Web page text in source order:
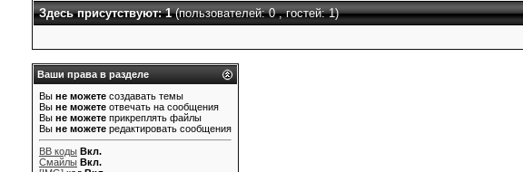
Здесь присутствуют: 1(пользователей: 0 , гостей: 1)
Ваши права в разделе
Вы не можете создавать темы
Вы не можете отвечать на сообщения
Вы не можете прикреплять файлы
Вы не можете редактировать сообщения
BB коды Вкл.
Смайлы Вкл.